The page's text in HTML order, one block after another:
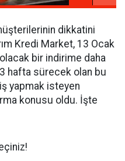
dikkatini
Kredi Market, 13 Ocak
bir indirime daha
3 hafta sürecek olan bu
yapmak isteyen
konusu oldu. İşte